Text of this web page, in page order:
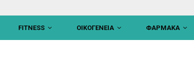
FITNESS ΟΙΚΟΓΕΝΕΙΑ ΦΑΡΜΑΚΑ